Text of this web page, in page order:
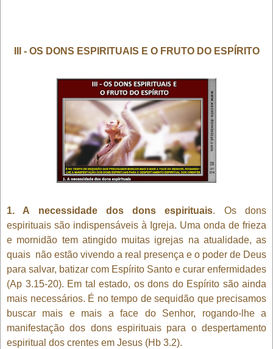
III - OS DONS ESPIRITUAIS E O FRUTO DO ESPÍRITO
1. A necessidade dos dons espirituais. Os dons
espirituais são indispensáveis à Igreja. Uma onda de frieza
e mornidão tem atingido muitas igrejas na atualidade, as
quais não estão vivendo a real presença e o poder de Deus
para salvar, batizar com Espírito Santo e curar enfermidades
(Ap 3.15-20). Em tal estado, os dons do Espírito são ainda
mais necessários. É no tempo de sequidão que precisamos
buscar mais e mais a face do Senhor, rogando-lhe a
manifestação dos dons espirituais para o despertamento
espiritual dos crentes em Jesus (Hb 3.2).